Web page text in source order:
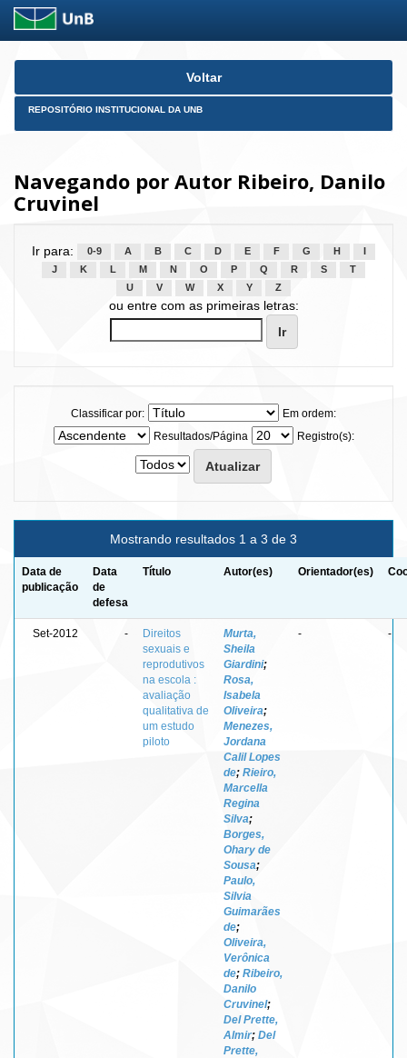
Skip
Voltar
REPOSITÓRIO INSTITUCIONAL DA UNB
Navegando por Autor Ribeiro, Danilo
Cruvinel
Ir para: 0-9 A B C D E F G H
J
K L M N O P Q R S
T
U
V W X Y Z
ou entre com as primeiras letras:
Classificar por:
Em ordem:
Resultados/Página
Registro(s):
Mostrando resultados 1 a 3 de 3
Data de
publicação
Data
de
defesa
Título Autor(es) Orientador(es)
Set-2012 -
Direitos
sexuais e
reprodutivos
na escola :
avaliação
qualitativa de
um estudo
piloto
Murta,
Sheila
Giardini;
Rosa,
Isabela
Oliveira;
Menezes,
Jordana
Calil Lopes
de; Rieiro,
Marcella
Regina
Silva;
Borges,
Ohary de
Sousa;
Paulo,
Silvia
Guimarães
de;
Oliveira,
Verônica
de; Ribeiro,
Danilo
Cruvinel;
Del Prette,
Almir; Del
Prette,
- -